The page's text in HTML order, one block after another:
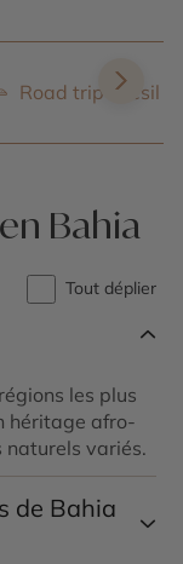
Road trip Brésil
Bahia
Tout déplier
les plus
héritage afro-
naturels variés.
de Bahia